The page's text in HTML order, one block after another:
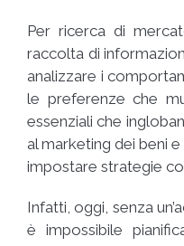
Per ricerca di
raccolta di
analizzare i
le preferenze che
essenziali che
al marketing dei beni
impostare strategie
Infatti, oggi, senza
è impossibile